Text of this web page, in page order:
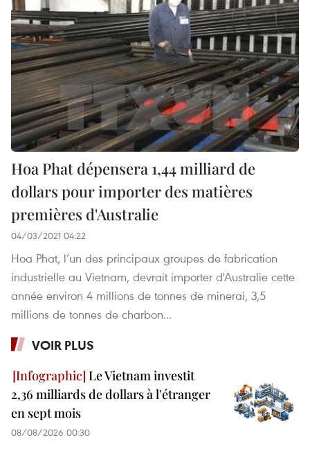
Hoa Phat dépensera 1,44 milliard de
dollars pour importer des matières
premières d'Australie
04/03/2021 04:22
Hoa Phat, l’un des principaux groupes de fabrication
industrielle au Vietnam, devrait importer d'Australie cette
année environ 4 millions de tonnes de minerai, 3,5
millions de tonnes de charbon...
VOIR PLUS
Le Vietnam investit
2,36 milliards de dollars à l'étranger
en sept mois
08/08/2026 00:30